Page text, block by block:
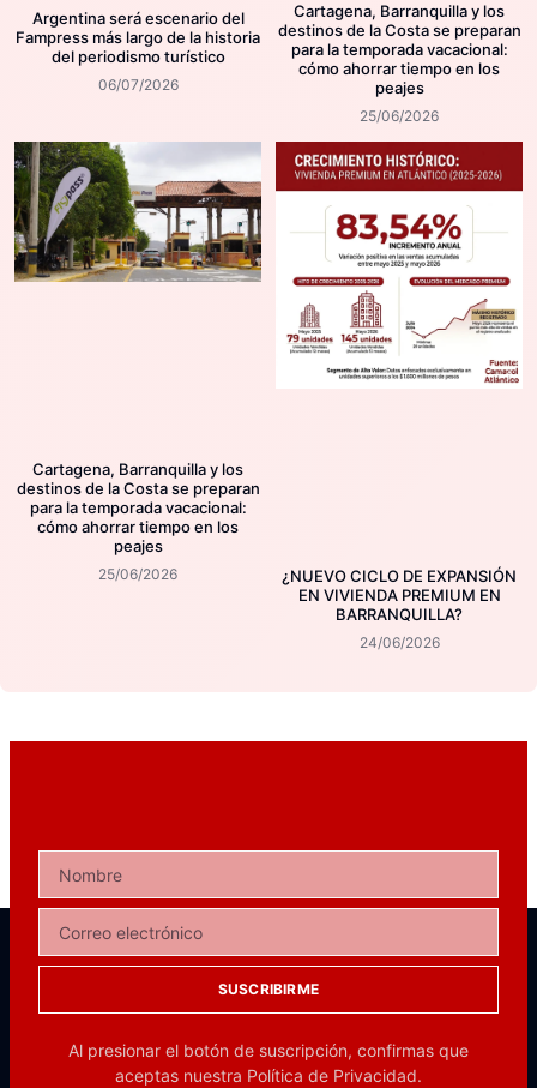
Argentina será escenario del
Fampress más largo de la historia
del periodismo turístico
06/07/2026
Cartagena, Barranquilla y los
destinos de la Costa se preparan
para la temporada vacacional:
cómo ahorrar tiempo en los
peajes
25/06/2026
Cartagena, Barranquilla y los
destinos de la Costa se preparan
para la temporada vacacional:
cómo ahorrar tiempo en los
peajes
25/06/2026
¿NUEVO CICLO DE EXPANSIÓN
EN VIVIENDA PREMIUM EN
BARRANQUILLA?
24/06/2026
SUSCRIBIRME
Al presionar el botón de suscripción, confirmas que
aceptas nuestra Política de Privacidad.